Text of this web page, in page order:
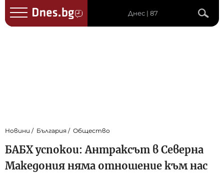
Днес | 87
Новини България Общество
БАБХ успокои: Антраксът в Северна
Македония няма отношение към нас